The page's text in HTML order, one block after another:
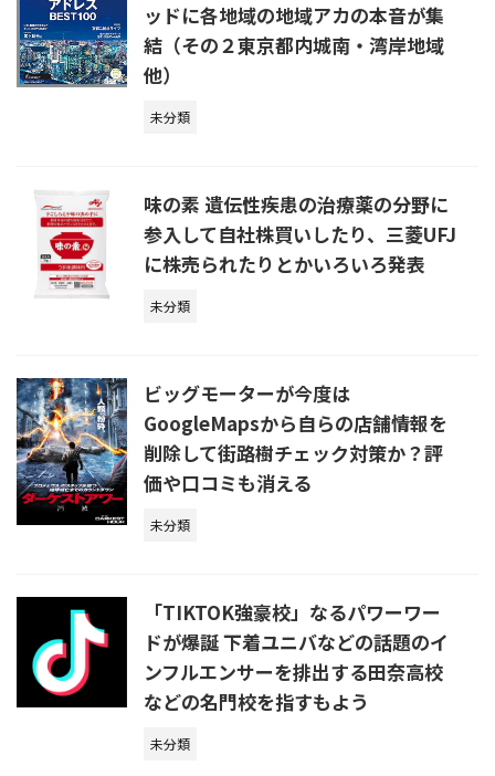
ッドに各地域の地域アカの本音が集
結（その２東京都内城南・湾岸地域
他）
未分類
味の素 遺伝性疾患の治療薬の分野に
参入して自社株買いしたり、三菱UFJ
に株売られたりとかいろいろ発表
未分類
ビッグモーターが今度は
GoogleMapsから自らの店舗情報を
削除して街路樹チェック対策か？評
価や口コミも消える
未分類
「TIKTOK強豪校」なるパワーワー
ドが爆誕 下着ユニバなどの話題のイ
ンフルエンサーを排出する田奈高校
などの名門校を指すもよう
未分類